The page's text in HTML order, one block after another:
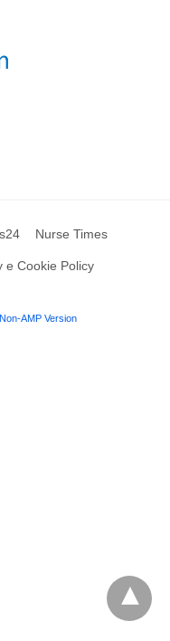
Nurse Times
e Cookie Policy
AMP Version